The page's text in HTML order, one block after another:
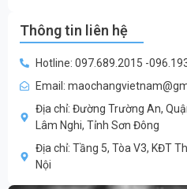
Thông tin liên hệ
Hotline: 097.689.2015 -
Email:
Địa chỉ: Đường Trường An,
Lâm Nghi, Tỉnh Sơn Đông
Địa chỉ: Tầng 5, Tòa V3, KĐT
Nội